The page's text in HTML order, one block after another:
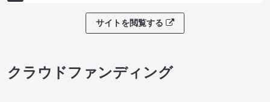
サイトを閲覧する
クラウドファンディング